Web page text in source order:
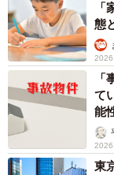
前出してもらった
も、これは塗り薬
したらノーヒント
— 小渡亮介
小児心臓外科医
ガンダムSEED好
だけあって、やわ
態
て
能
東